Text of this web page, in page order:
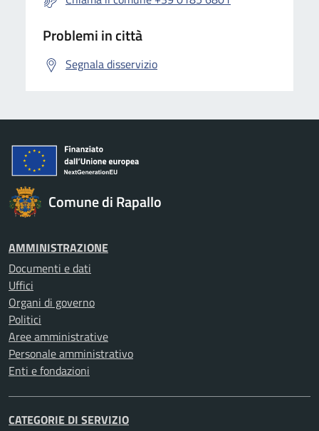
Problemi in città
Segnala disservizio
Comune di Rapallo
AMMINISTRAZIONE
Documenti e dati
Uffici
Organi di governo
Politici
Aree amministrative
Personale amministrativo
Enti e fondazioni
CATEGORIE DI SERVIZIO